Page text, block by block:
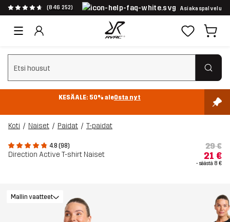
(846 252) Asiakaspalvelu
Tyhjennä haku
KESÄALE: 50% aleOsta nyt
Koti Naiset Paidat T-paidat
4.8 (98)
Direction Active T-shirt Naiset
29 €
21 €
- säästä 8 €
Mallin vaatteet